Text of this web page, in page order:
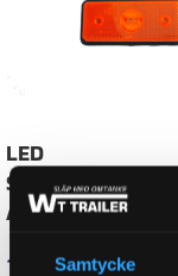
Samtycke
E-NUMMER